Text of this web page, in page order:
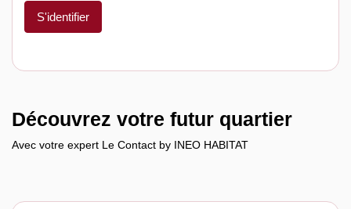
S'identifier
Découvrez votre futur quartier
Avec votre expert Le Contact by INEO HABITAT